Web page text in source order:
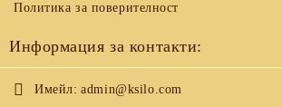
Политика за поверителност
Информация за контакти:
Имейл: admin@ksilo.com